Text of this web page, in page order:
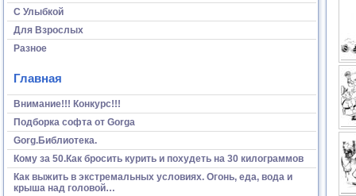
С Улыбкой
Для Взрослых
Разное
Главная
Внимание!!! Конкурс!!!
Подборка софта от Gorga
Gorg.Библиотека.
Кому за 50.Как бросить курить и похудеть на 30 килограммов
Как выжить в экстремальных условиях. Огонь, еда, вода и
крыша над головой…